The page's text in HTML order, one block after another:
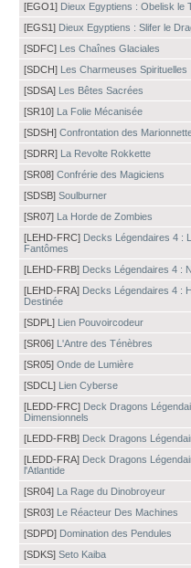
[EGO1] Dieux Egyptiens : Obelisk le
[EGS1] Dieux Egyptiens : Slifer le
[SDFC] Les Chaînes Glaciales
[SDCH] Les Charmeuses Spirituelles
[SDSA] Les Bêtes Sacrées
[SR10] La Folie Mécanisée
[SDSH] Confrontation des
[SDRR] La Revolte Rokkette
[SR08] Confrérie des Magiciens
[SDSB] Soulburner
[SR07] La Horde de Zombies
[LEHD-FRC] Decks Légendaires 4 :
Fantômes
[LEHD-FRB] Decks Légendaires 4 :
[LEHD-FRA] Decks Légendaires 4 :
Destinée
[SDPL] Lien Pouvoircodeur
[SR06] L'Antre des Ténèbres
[SR05] Onde de Lumière
[SDCL] Lien Cyberse
[LEDD-FRC] Deck Dragons
Dimensionnels
[LEDD-FRB] Deck Dragons
[LEDD-FRA] Deck Dragons
l'Atlantide
[SR04] La Rage du Dinobroyeur
[SR03] Le Réacteur Des Machines
[SDPD] Domination des Pendules
[SDKS] Seto Kaiba